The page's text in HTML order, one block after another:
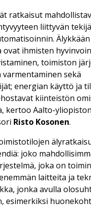
ratkaisut
liittyvän
Älykkään
ihmisten
toimiston
sekä
energian käyttö ja
kiinteistön
kertoo Aalto-
Risto Kosonen.
joko
joka on
laitteita ja
jonka avulla
esimerkiksi